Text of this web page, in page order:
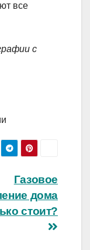
все
с
Газовое
дома
стоит?